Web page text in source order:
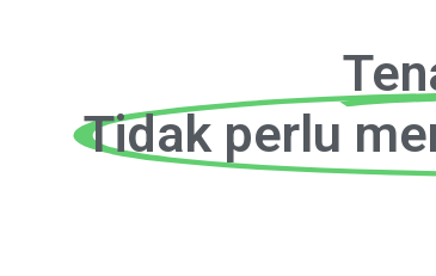
Tidak perlu